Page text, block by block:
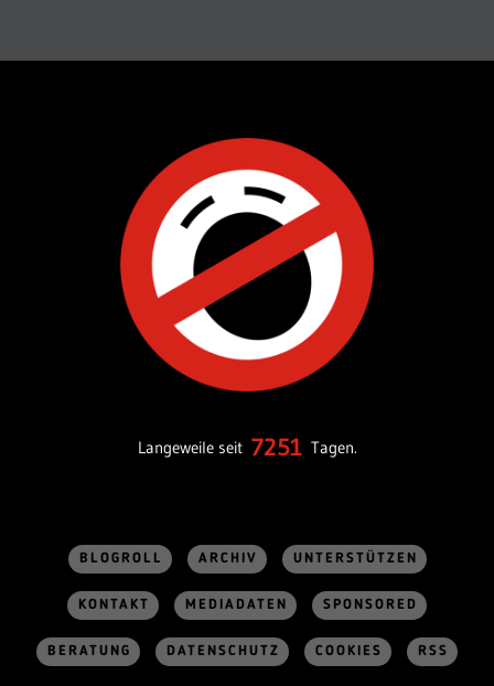
Langeweile seit 7251 Tagen.
BLOGROLL ARCHIV UNTERSTÜTZEN
KONTAKT MEDIADATEN SPONSORED
BERATUNG DATENSCHUTZ COOKIES RSS